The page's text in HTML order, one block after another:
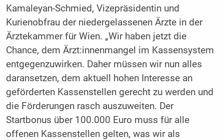
Kamaleyan-Schmied, Vizepräsidentin und
Kurienobfrau der niedergelassenen Ärzte in der
Ärztekammer für Wien. „Wir haben jetzt die
Chance, dem Ärzt:innenmangel im Kassensystem
entgegenzuwirken. Daher müssen wir nun alles
daransetzen, dem aktuell hohen Interesse an
geförderten Kassenstellen gerecht zu werden und
die Förderungen rasch auszuweiten. Der
Startbonus über 100.000 Euro muss für alle
offenen Kassenstellen gelten, was wir als